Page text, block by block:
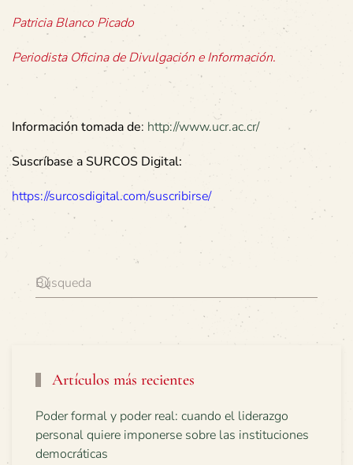
Patricia Blanco Picado
Periodista Oficina de Divulgación e Información.
Información tomada de: http://www.ucr.ac.cr/
Suscríbase a SURCOS Digital:
https://surcosdigital.com/suscribirse/
Artículos más recientes
Poder formal y poder real: cuando el liderazgo
personal quiere imponerse sobre las instituciones
democráticas